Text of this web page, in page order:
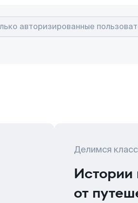
Делимся
Истории
от